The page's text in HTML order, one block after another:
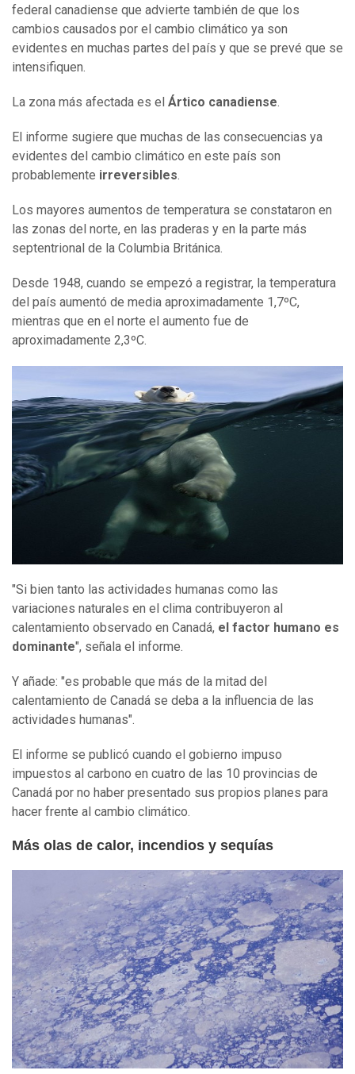
federal canadiense que advierte también de que los
cambios causados por el cambio climático ya son
evidentes en muchas partes del país y que se prevé que se
intensifiquen.
La zona más afectada es el Ártico canadiense.
El informe sugiere que muchas de las consecuencias ya
evidentes del cambio climático en este país son
probablemente irreversibles.
Los mayores aumentos de temperatura se constataron en
las zonas del norte, en las praderas y en la parte más
septentrional de la Columbia Británica.
Desde 1948, cuando se empezó a registrar, la temperatura
del país aumentó de media aproximadamente 1,7ºC,
mientras que en el norte el aumento fue de
aproximadamente 2,3ºC.
"Si bien tanto las actividades humanas como las
variaciones naturales en el clima contribuyeron al
calentamiento observado en Canadá, el factor humano es
dominante", señala el informe.
Y añade: "es probable que más de la mitad del
calentamiento de Canadá se deba a la influencia de las
actividades humanas".
El informe se publicó cuando el gobierno impuso
impuestos al carbono en cuatro de las 10 provincias de
Canadá por no haber presentado sus propios planes para
hacer frente al cambio climático.
Más olas de calor, incendios y sequías